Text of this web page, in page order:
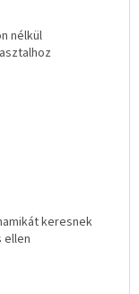
nélkül
keresnek
ellen